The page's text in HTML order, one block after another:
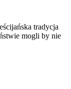
tradycja
mogli by nie